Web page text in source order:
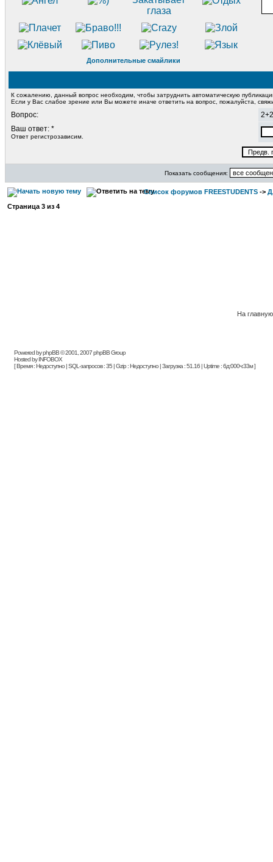
Дополнительные смайлики
К сожалению, данный вопрос необходим, чтобы затруднить автоматическую
Если у Вас слабое зрение или Вы можете иначе ответить на вопрос, пожалуйста,
Вопрос:
Ваш ответ: *
Ответ регистрозависим.
Показать сообщения:
Список форумов FREESTUDENTS ->
Страница 3 из 4
На
Powered by phpBB © 2001, 2007 phpBB Group
Hosted by INFOBOX
[ Время : Недоступно | SQL-запросов : 35 | Gzip : Недоступно | Загрузка : 51.16 | Uptime : 6д:000ч:33м ]